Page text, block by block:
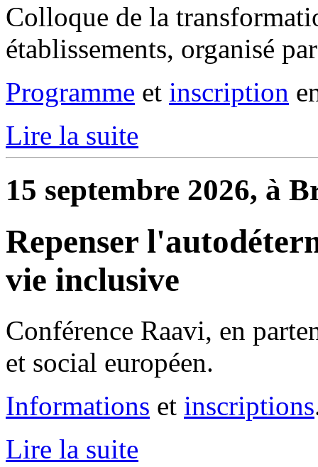
Colloque de la
établissements, organisé
Programme et inscription
Lire la suite
15 septembre 2026, à
Repenser
vie inclusive
Conférence Raavi, en
et social européen.
Informations et inscriptions
Lire la suite